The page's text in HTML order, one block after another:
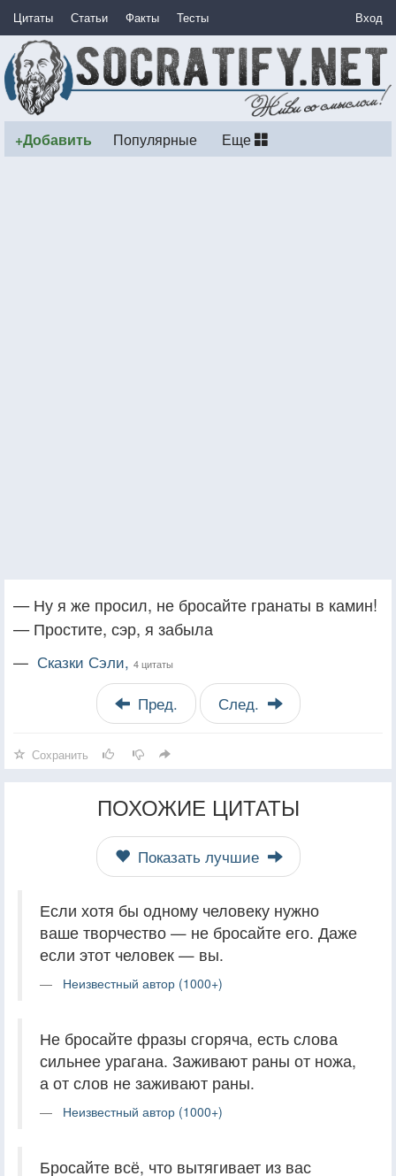
Цитаты Статьи Факты Тесты Вход
+Добавить Популярные Еще
— Ну я же просил, не бросайте гранаты в камин!
— Простите, сэр, я забыла
— Сказки Сэли, 4 цитаты
Пред. След.
Сохранить
ПОХОЖИЕ ЦИТАТЫ
Показать лучшие
Если хотя бы одному человеку нужно
ваше творчество — не бросайте его. Даже
если этот человек — вы.
Неизвестный автор (1000+)
Не бросайте фразы сгоряча, есть слова
сильнее урагана. Заживают раны от ножа,
а от слов не заживают раны.
Неизвестный автор (1000+)
Бросайте всё, что вытягивает из вас